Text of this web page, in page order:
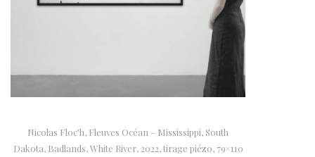
Nicolas Floc’h, Fleuves Océan – Mississippi, South
Dakota, Badlands, White River, 2022, tirage piézo, 79×110